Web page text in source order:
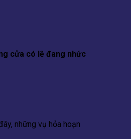
cửa có lẽ đang nhức
những vụ hỏa hoạn